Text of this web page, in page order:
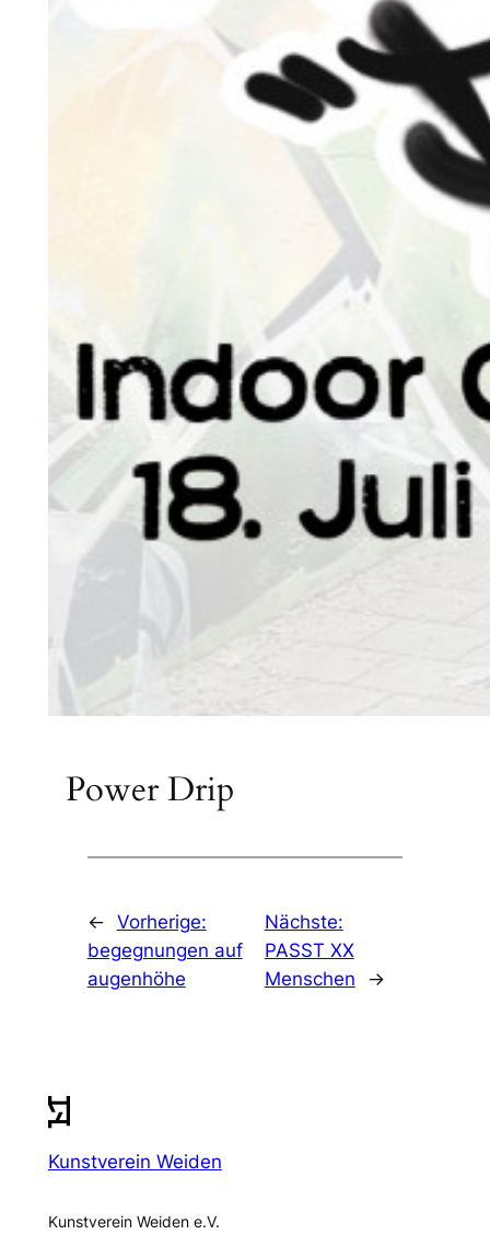
Power Drip
← Vorherige:
begegnungen auf
augenhöhe
Nächste:
PASST XX
Menschen
→
Kunstverein Weiden
Kunstverein Weiden e.V.